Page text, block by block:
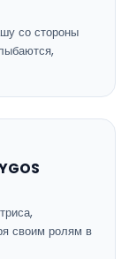
со стороны
своим ролям в